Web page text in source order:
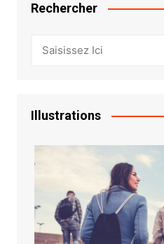
Rechercher
Illustrations